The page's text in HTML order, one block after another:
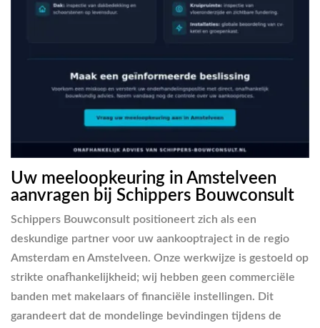
Uw meeloopkeuring in Amstelveen
aanvragen bij Schippers Bouwconsult
Schippers Bouwconsult positioneert zich als een
deskundige partner voor uw aankooptraject in de regio
Amsterdam en Amstelveen. Onze werkwijze is gestoeld op
strikte onafhankelijkheid; wij hebben geen commerciële
banden met makelaars of financiële instellingen. Dit
garandeert dat de mondelinge bevindingen tijdens de